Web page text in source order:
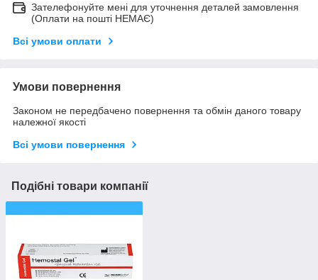
Зателефонуйте мені для уточнення деталей замовлення
(Оплати на пошті НЕМАЄ)
Всі умови оплати
Умови повернення
Законом не передбачено повернення та обмін даного товару
належної якості
Всі умови повернення
Подібні товари компанії